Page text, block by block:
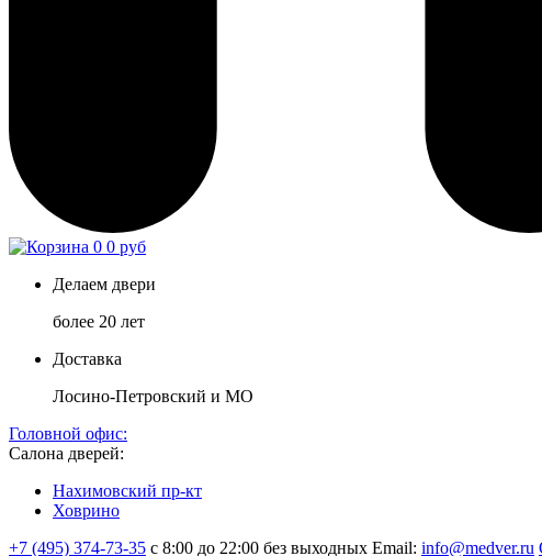
0 0 руб
Делаем двери
более 20 лет
Доставка
Лосино-Петровский и МО
Головной офис:
Салона дверей:
Нахимовский пр-кт
Ховрино
+7 (495) 374-73-35 с 8:00 до 22:00 без выходных Email: info@medver.ru